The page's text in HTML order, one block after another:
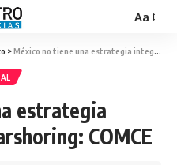
Aa
>México no tiene una estrategia integral ante el nearshoring: COMCE
estrategia
COMCE